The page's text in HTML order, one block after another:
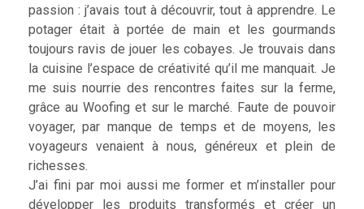
passion : j’avais tout à découvrir, tout à apprendre. Le
potager était à portée de main et les gourmands
toujours ravis de jouer les cobayes. Je trouvais dans
la cuisine l’espace de créativité qu’il me manquait. Je
me suis nourrie des rencontres faites sur la ferme,
grâce au Woofing et sur le marché. Faute de pouvoir
voyager, par manque de temps et de moyens, les
voyageurs venaient à nous, généreux et plein de
richesses.
J’ai fini par moi aussi me former et m’installer pour
développer les produits transformés et créer un